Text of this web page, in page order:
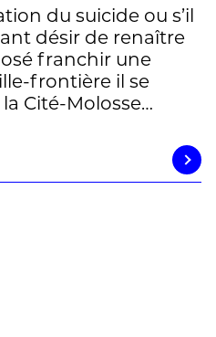
du suicide ou s’il
désir de renaître
franchir une
frontière il se
Cité-Molosse…